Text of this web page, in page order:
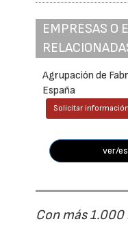
EMPRESAS O
Agrupación de
España
Solicitar información
ver/
Con más